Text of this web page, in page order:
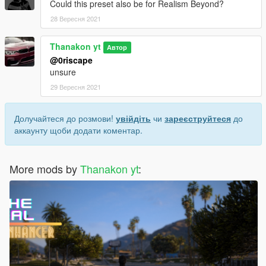
Could this preset also be for Realism Beyond?
28 Вересня 2021
Thanakon yt Автор
@0riscape
unsure
29 Вересня 2021
Долучайтеся до розмови! увійдіть чи зареєструйтеся до
аккаунту щоби додати коментар.
More mods byThanakon yt: